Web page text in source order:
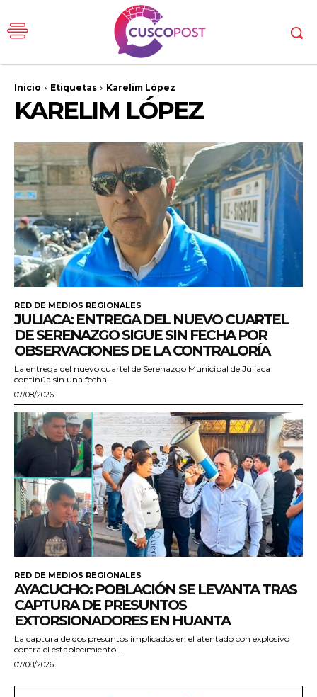
Inicio Etiquetas Karelim López
KARELIM LÓPEZ
RED DE MEDIOS REGIONALES
JULIACA: ENTREGA DEL NUEVO CUARTEL
DE SERENAZGO SIGUE SIN FECHA POR
OBSERVACIONES DE LA CONTRALORÍA
La entrega del nuevo cuartel de Serenazgo Municipal de Juliaca
continúa sin una fecha...
07/08/2026
RED DE MEDIOS REGIONALES
AYACUCHO: POBLACIÓN SE LEVANTA TRAS
CAPTURA DE PRESUNTOS
EXTORSIONADORES EN HUANTA
La captura de dos presuntos implicados en el atentado con explosivo
contra el establecimiento...
07/08/2026